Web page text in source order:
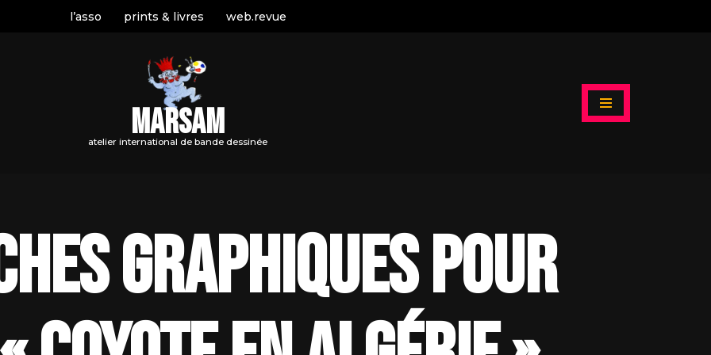
l’asso prints & livres web.revue
MARSAM
atelier international de bande dessinée
graphiques pour